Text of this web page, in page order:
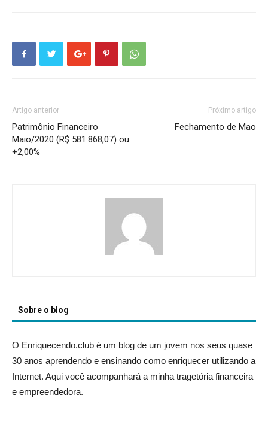
Artigo anterior
Patrimônio Financeiro
Maio/2020 (R$ 581.868,07) ou
+2,00%
Próximo artigo
Fechamento de Mao
Sobre o blog
O Enriquecendo.club é um blog de um jovem nos seus quase
30 anos aprendendo e ensinando como enriquecer utilizando a
Internet. Aqui você acompanhará a minha tragetória financeira
e empreendedora.